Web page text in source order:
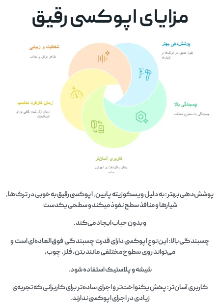
مزایای اپوکسی رقیق
پوشش‌دهی بهتر: به دلیل ویسکوزیته پایین، اپوکسی رقیق به‌خوبی در ترک‌ها،
شیارها و منافذ سطح نفوذ میکند و سطحی یکدست
و بدون حباب ایجاد می‌کند.
چسبندگی بالا: این نوع اپوکسی دارای قدرت چسبندگی فوق‌العاده‌ای است و
می‌تواند روی سطوح مختلفی مانند بتن، فلز، چوب،
شیشه و پلاستیک استفاده شود.
کاربری آسان‌تر: پخش یکنواخت‌تر و اجرای ساده‌تر برای کاربرانی که تجربه‌ی
زیادی در اجرای اپوکسی ندارند.